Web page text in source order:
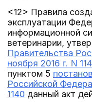
<12> Правила
эксплуатации
информационной
ветеринарии,
Правительства
ноября 2016 г. N
пунктом 5
Российской
1140 данный акт